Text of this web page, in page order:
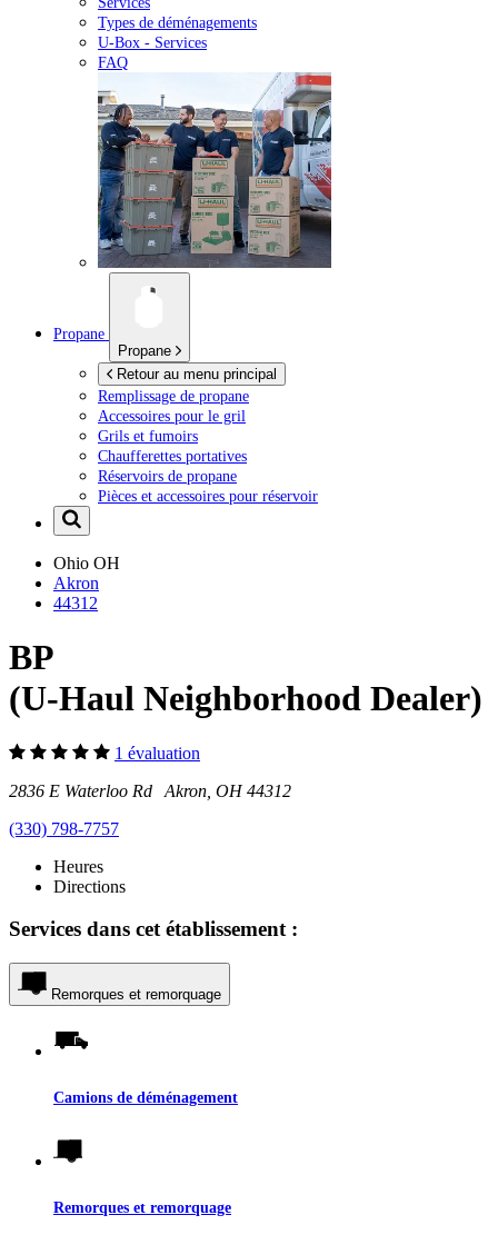
Types de déménagements
U-Box - Services
FAQ
Propane
Propane
Retour au menu principal
Remplissage de propane
Accessoires pour le gril
Grils et fumoirs
Chaufferettes portatives
Réservoirs de propane
Pièces et accessoires pour réservoir
Ohio OH
Akron
44312
BP
(U-Haul Neighborhood Dealer)
1 évaluation
2836 E Waterloo Rd Akron, OH 44312
(330) 798-7757
Heures
Directions
Services dans cet établissement :
Remorques et remorquage
Camions de déménagement
Remorques et remorquage